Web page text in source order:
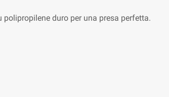
duro per una presa perfetta.